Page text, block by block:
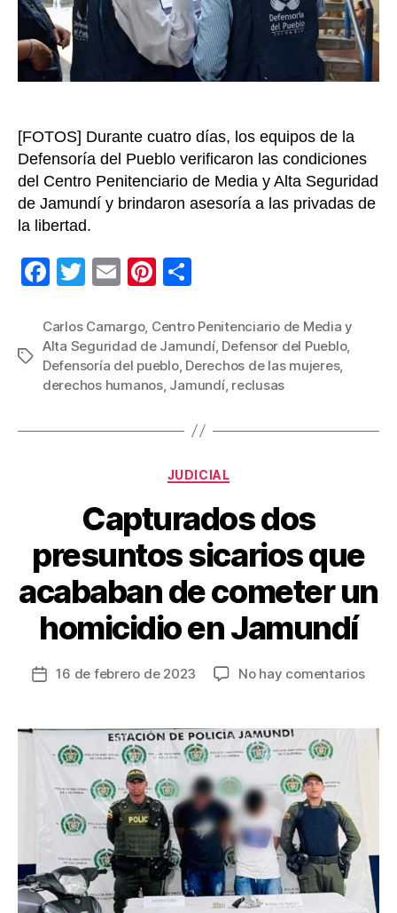
en
[FOTOS] Durante cuatro días, los equipos de la
Defensoría del Pueblo verificaron las condiciones
del Centro Penitenciario de Media y Alta Seguridad
de Jamundí y brindaron asesoría a las privadas de
la libertad.
F
c
e
b
o
T
tt
er
E
ail
Pi
er
e
st
m
p
ar
Etiquetas
Carlos Camargo, Centro Penitenciario de Media y
Alta Seguridad de Jamundí, Defensor del Pueblo,
Defensoría del pueblo, Derechos de las mujeres,
derechos humanos, Jamundí, reclusas
Categorías
JUDICIAL
Capturados dos
presuntos sicarios que
acababan de cometer un
homicidio en Jamundí
Fecha
entrada
16 de febrero de 2023 No hay comentariosen
en